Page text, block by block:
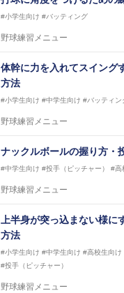
#小学生向け #バッティング
野球練習メニュー
体幹に力を入れてスイング
方法
#小学生向け #中学生向け #バッティン
野球練習メニュー
ナックルボールの握り方・
#中学生向け #投手（ピッチャー） #高
野球練習メニュー
上半身が突っ込まない様に
方法
#小学生向け #中学生向け #高校生向け
#投手（ピッチャー）
野球練習メニュー